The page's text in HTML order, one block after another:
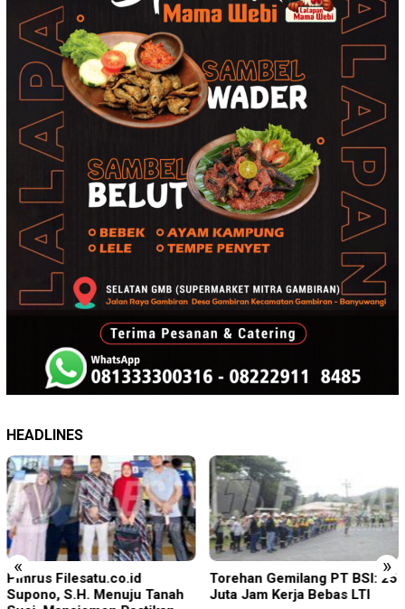
HEADLINES
« »
Torehan Gemilang PT BSI: 25
Juta Jam Kerja Bebas LTI
Rudenim Pusat Tanjung
Pinang Deportasi 25 Warga